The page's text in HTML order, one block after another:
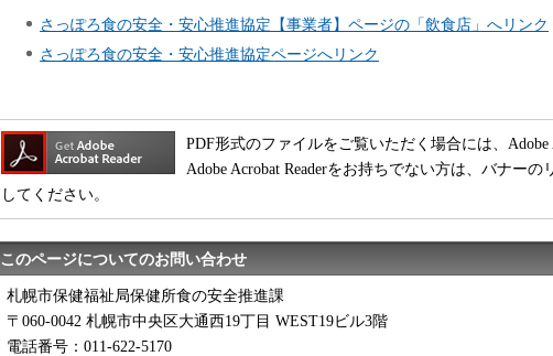
さっぽろ食の安全・安心推進協定【事業者】ページの「飲食店」へリンク
さっぽろ食の安全・安心推進協定ページへリンク
PDF形式のファイルをご覧いただく場合には、Adobe
Adobe Acrobat Readerをお持ちでない方は、バナー
してください。
このページについてのお問い合わせ
札幌市保健福祉局保健所食の安全推進課
〒060-0042 札幌市中央区大通西19丁目 WEST19ビル3階
電話番号：011-622-5170